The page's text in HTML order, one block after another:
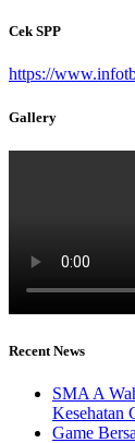
Cek SPP
https://
Gallery
Recent News
SMA A
Kesehatan
Game